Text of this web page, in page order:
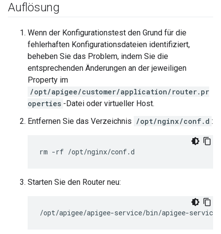
Auflösung
Wenn der Konfigurationstest den Grund für die
fehlerhaften Konfigurationsdateien identifiziert,
beheben Sie das Problem, indem Sie die
entsprechenden Änderungen an der jeweiligen
Property im
/opt/apigee/customer/application/router.pr
operties -Datei oder virtueller Host.
Entfernen Sie das Verzeichnis /opt/nginx/conf.d :
rm -rf /opt/nginx/conf.d
Starten Sie den Router neu:
/opt/apigee/apigee-service/bin/apigee-